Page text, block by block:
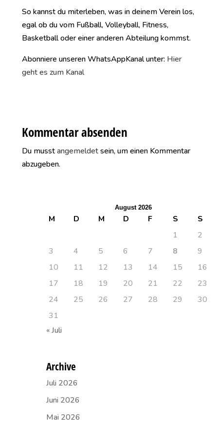
So kannst du miterleben, was in deinem Verein los,
egal ob du vom Fußball, Volleyball, Fitness,
Basketball oder einer anderen Abteilung kommst.
Abonniere unseren WhatsAppKanal unter: Hier
geht es zum Kanal
Kommentar absenden
Du musstangemeldetsein, um einen Kommentar
abzugeben.
August 2026
M D M D F S
S
1
2
3
4 5 6 7 8
9
10
11 12 13 14 15
16
17
18 19 20 21 22
23
24
25 26 27 28 29
30
31
« Juli
Archive
Juli 2026
Juni 2026
Mai 2026